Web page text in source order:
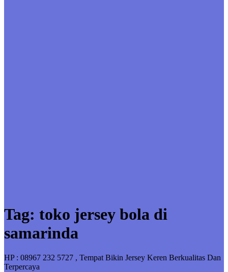
Tag: toko jersey bola di
samarinda
HP : 08967 232 5727 , Tempat Bikin Jersey Keren Berkualitas Dan
Terpercaya